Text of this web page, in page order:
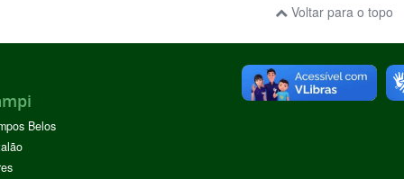
Voltar para o topo
Belos